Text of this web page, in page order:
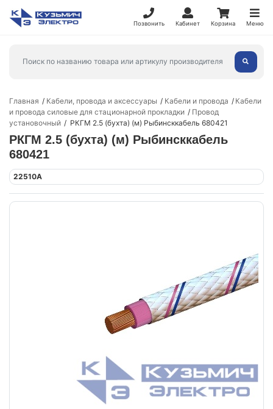
Позвонить Кабинет Корзина Меню
Главная Кабели, провода и аксессуары Кабели и провода
Кабели
и провода силовые для стационарной прокладки
Провод
установочный
РКГМ 2.5 (бухта) (м) Рыбинсккабель 680421
РКГМ 2.5 (бухта) (м) Рыбинсккабель
680421
22510А